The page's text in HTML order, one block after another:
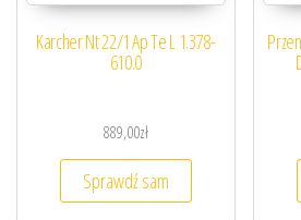
Karcher Nt 22/1 Ap Te L 1.378-
610.0
889,00zł
Sprawdź sam